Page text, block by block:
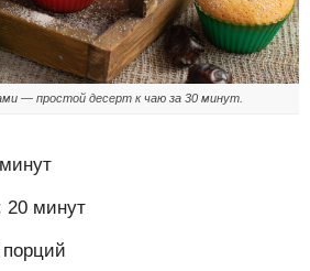
— простой десерт к чаю за 30 минут.
20 минут
порций